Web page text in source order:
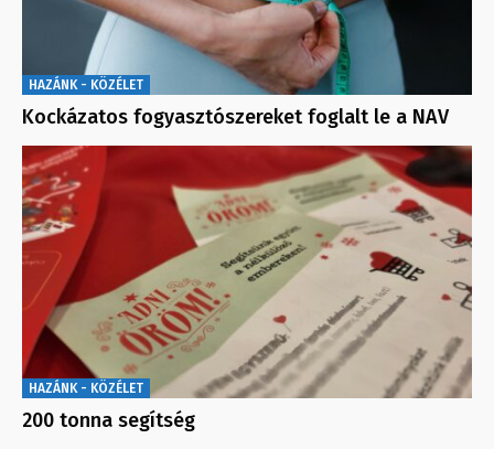
HAZÁNK - KÖZÉLET
Kockázatos fogyasztószereket foglalt le a NAV
HAZÁNK - KÖZÉLET
200 tonna segítség